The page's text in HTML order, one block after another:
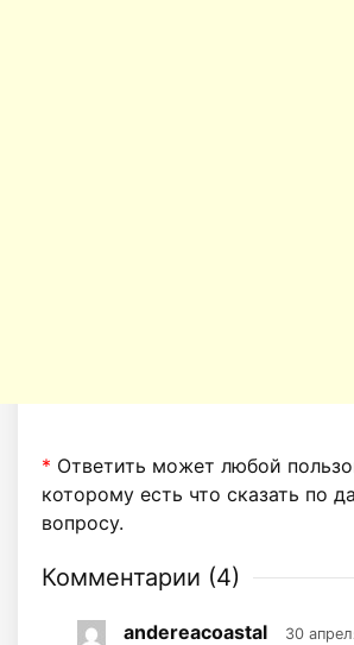
* Ответить может любой
которому есть что сказать по
вопросу.
Комментарии (4)
andereacoastal 30